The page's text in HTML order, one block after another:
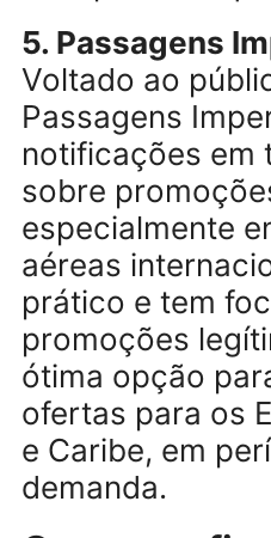
4. Kayak:
parecidas com
Skyscanner, o
configurar
voos em
diferencial é o
de Preço”, que
tendências e
comprar agora
uma possível